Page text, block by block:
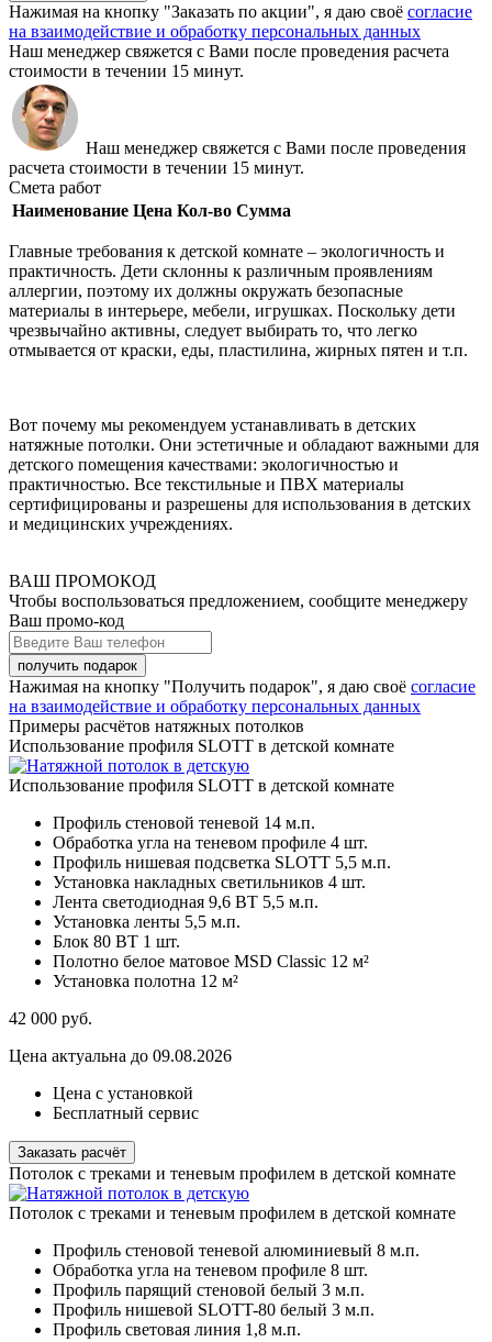
Нажимая на кнопку "Заказать по акции", я даю своё согласие
на взаимодействие и обработку персональных данных
Наш менеджер свяжется с Вами после проведения расчета
стоимости в течении 15 минут.
Наш менеджер свяжется с Вами после проведения
расчета стоимости в течении 15 минут.
Смета работ
Наименование Цена Кол-во Сумма
Главные требования к детской комнате – экологичность и
практичность. Дети склонны к различным проявлениям
аллергии, поэтому их должны окружать безопасные
материалы в интерьере, мебели, игрушках. Поскольку дети
чрезвычайно активны, следует выбирать то, что легко
отмывается от краски, еды, пластилина, жирных пятен и т.п.
Вот почему мы рекомендуем устанавливать в детских
натяжные потолки. Они эстетичные и обладают важными для
детского помещения качествами: экологичностью и
практичностью. Все текстильные и ПВХ материалы
сертифицированы и разрешены для использования в детских
и медицинских учреждениях.
ВАШ ПРОМОКОД
Чтобы воспользоваться предложением, сообщите менеджеру
Ваш промо-код
Нажимая на кнопку "Получить подарок", я даю своё согласие
на взаимодействие и обработку персональных данных
Примеры расчётов натяжных потолков
Использование профиля SLOTT в детской комнате
Использование профиля SLOTT в детской комнате
Профиль стеновой теневой 14 м.п.
Обработка угла на теневом профиле 4 шт.
Профиль нишевая подсветка SLOTT 5,5 м.п.
Установка накладных светильников 4 шт.
Лента светодиодная 9,6 ВТ 5,5 м.п.
Установка ленты 5,5 м.п.
Блок 80 ВТ 1 шт.
Полотно белое матовое MSD Classic 12 м²
Установка полотна 12 м²
42 000 руб.
Цена актуальна до 09.08.2026
Цена с установкой
Бесплатный сервис
Заказать расчёт
Потолок с треками и теневым профилем в детской комнатe
Потолок с треками и теневым профилем в детской комнатe
Профиль стеновой теневой алюминиевый 8 м.п.
Обработка угла на теневом профиле 8 шт.
Профиль парящий стеновой белый 3 м.п.
Профиль нишевой SLOTT-80 белый 3 м.п.
Профиль световая линия 1,8 м.п.